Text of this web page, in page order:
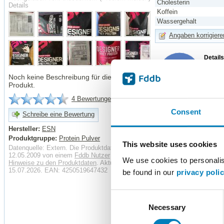
Consent
This website uses cookies
We use cookies to
be found in our privacy
Necessary
Details
Noch keine Beschreibung für dieses
Produkt.
4 Bewertungen
Schreibe eine Bewertung
Hersteller: ESN
Produktgruppe: Protein Pulver
Datenquelle: Extern. Die Produktdaten wurden am
12.05.2009 von einem Fddb Nutzer
Hinweise zu den Produktdaten. Aktualisiert:
15.07.2026. EAN: 4250519647432
Cholesterin
Koffein
Wassergehalt
Angaben
Vitamine
Vitamin A
Vitamin E
Vitamin B1
Vitamin B2
Vitamin B6
Eisen